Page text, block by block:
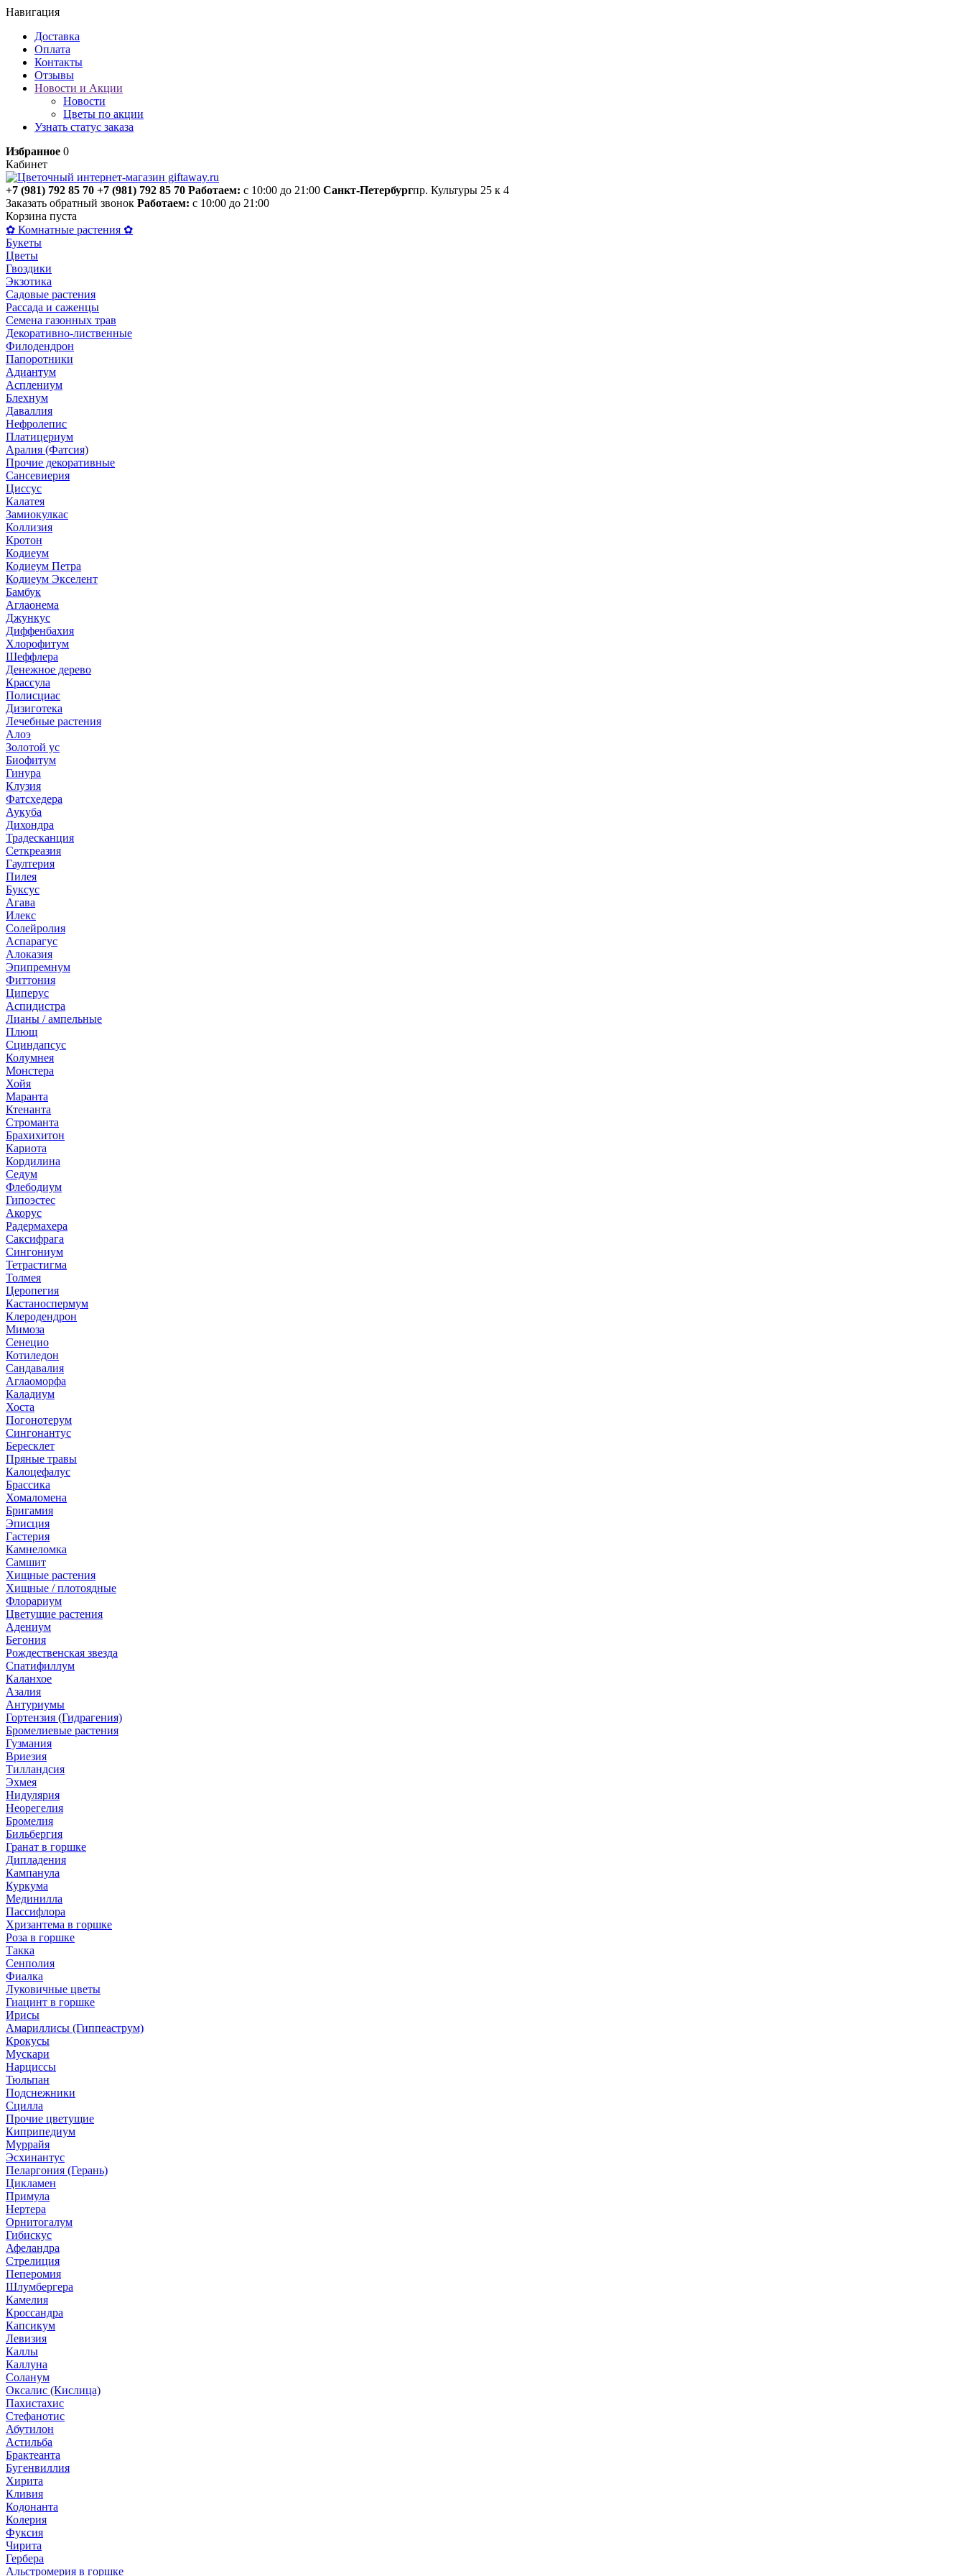
Навигация
Доставка
Оплата
Контакты
Отзывы
Новости и Акции
Новости
Цветы по акции
Узнать статус заказа
Избранное 0
Кабинет
+7 (981) 792 85 70 +7 (981) 792 85 70 Работаем: с 10:00 до 21:00 Санкт-Петербургпр. Культуры 25 к 4
Заказать обратный звонок Работаем: с 10:00 до 21:00
Корзина пуста
✿ Комнатные растения ✿
Букеты
Цветы
Гвоздики
Экзотика
Садовые растения
Рассада и саженцы
Семена газонных трав
Декоративно-лиственные
Филодендрон
Папоротники
Адиантум
Асплениум
Блехнум
Даваллия
Нефролепис
Платицериум
Аралия (Фатсия)
Прочие декоративные
Сансевиерия
Циссус
Калатея
Замиокулкас
Коллизия
Кротон
Кодиеум
Кодиеум Петра
Кодиеум Экселент
Бамбук
Аглаонема
Джункус
Диффенбахия
Хлорофитум
Шеффлера
Денежное дерево
Крассула
Полисциас
Дизиготека
Лечебные растения
Алоэ
Золотой ус
Биофитум
Гинура
Клузия
Фатсхедера
Аукуба
Дихондра
Традесканция
Сеткреазия
Гаултерия
Пилея
Буксус
Агава
Илекс
Солейролия
Аспарагус
Алоказия
Эпипремнум
Фиттония
Циперус
Аспидистра
Лианы / ампельные
Плющ
Сциндапсус
Колумнея
Монстера
Хойя
Маранта
Ктенанта
Строманта
Брахихитон
Кариота
Кордилина
Седум
Флебодиум
Гипоэстес
Акорус
Радермахера
Саксифрага
Сингониум
Тетрастигма
Толмея
Церопегия
Кастаноспермум
Клеродендрон
Мимоза
Сенецио
Котиледон
Сандавалия
Аглаоморфа
Каладиум
Хоста
Погонотерум
Сингонантус
Бересклет
Пряные травы
Калоцефалус
Брассика
Хомаломена
Бригамия
Эписция
Гастерия
Камнеломка
Самшит
Хищные растения
Хищные / плотоядные
Флорариум
Цветущие растения
Адениум
Бегония
Рождественская звезда
Спатифиллум
Каланхое
Азалия
Антуриумы
Гортензия (Гидрагения)
Бромелиевые растения
Гузмания
Вриезия
Тилландсия
Эхмея
Нидулярия
Неорегелия
Бромелия
Бильбергия
Гранат в горшке
Дипладения
Кампанула
Куркума
Мединилла
Пассифлора
Хризантема в горшке
Роза в горшке
Такка
Сенполия
Фиалка
Луковичные цветы
Гиацинт в горшке
Ирисы
Амариллисы (Гиппеаструм)
Крокусы
Мускари
Нарциссы
Тюльпан
Подснежники
Сцилла
Прочие цветущие
Киприпедиум
Муррайя
Эсхинантус
Пеларгония (Герань)
Цикламен
Примула
Нертера
Орнитогалум
Гибискус
Афеландра
Стрелиция
Пеперомия
Шлумбергера
Камелия
Кроссандра
Капсикум
Левизия
Каллы
Каллуна
Соланум
Оксалис (Кислица)
Пахистахис
Стефанотис
Абутилон
Астильба
Брактеанта
Бугенвиллия
Хирита
Кливия
Кодонанта
Колерия
Фуксия
Чирита
Гербера
Альстромерия в горшке